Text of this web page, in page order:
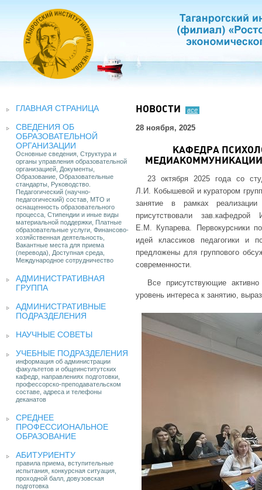
ГЛАВНАЯ СТРАНИЦА
СВЕДЕНИЯ ОБ
ОБРАЗОВАТЕЛЬНОЙ
ОРГАНИЗАЦИИ
Основные сведения, Структура и
органы управления образовательной
организацией, Документы,
Образование, Образовательные
стандарты, Руководство.
Педагогический (научно-
педагогический) состав, МТО и
оснащенность образовательного
процесса, Стипендии и иные виды
материальной поддержки, Платные
образовательные услуги, Финансово-
хозяйственная деятельность,
Вакантные места для приема
(перевода), Доступная среда,
Международное сотрудничество
АДМИНИСТРАТИВНАЯ
ГРУППА
АДМИНИСТРАТИВНЫЕ
ПОДРАЗДЕЛЕНИЯ
НАУЧНЫЕ СОВЕТЫ
УЧЕБНЫЕ ПОДРАЗДЕЛЕНИЯ
информация об администрации
факультетов и общеинститутских
кафедр, направлениях подготовки,
профессорско-преподавательском
составе, адреса и телефоны
деканатов
СРЕДНЕЕ
ПРОФЕССИОНАЛЬНОЕ
ОБРАЗОВАНИЕ
АБИТУРИЕНТУ
правила приема, вступительные
испытания, конкурсная ситуация,
проходной балл, довузовская
подготовка
НОВОСТИ все
28 ноября, 2025
КАФЕДРА
23 октября 2025 года со
Л.И. Кобышевой и куратором
занятие в рамках
присутствовали
Е.М. Купарева. Первокурсники
идей классиков педагогики и
предложены для группового
современности.
Все присутствующие
уровень интереса к занятию,